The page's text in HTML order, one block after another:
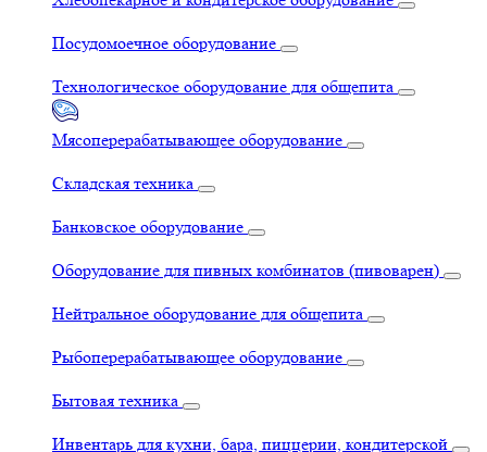
Посудомоечное оборудование
Технологическое оборудование для общепита
Мясоперерабатывающее оборудование
Складская техника
Банковское оборудование
Оборудование для пивных комбинатов (пивоварен)
Нейтральное оборудование для общепита
Рыбоперерабатывающее оборудование
Бытовая техника
Инвентарь для кухни, бара, пиццерии, кондитерской